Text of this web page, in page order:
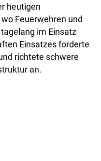
heutigen
Feuerwehren und
im Einsatz
Einsatzes forderte
richtete schwere
an.